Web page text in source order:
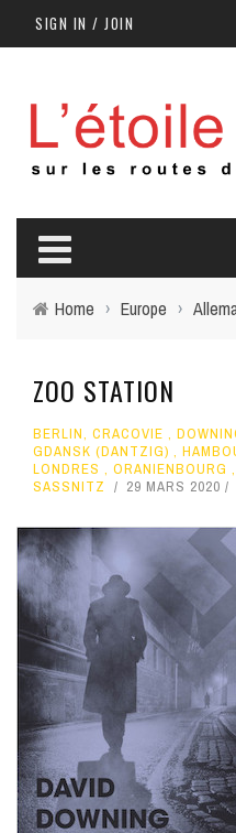
SIGN IN / JOIN
Home › Europe ›
ZOO STATION
BERLIN, CRACOVIE ,
GDANSK (DANTZIG) ,
LONDRES , ORANIENBOURG ,
SASSNITZ
29 MARS 2020